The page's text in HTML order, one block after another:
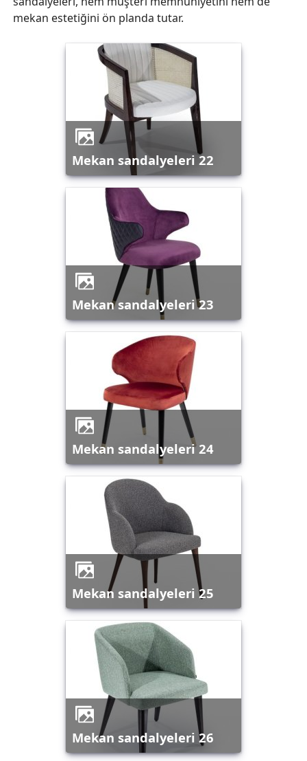
mekan estetiğini ön planda tutar.
mekan sandalyeleri 22
mekan sandalyeleri 23
mekan sandalyeleri 24
mekan sandalyeleri 25
mekan sandalyeleri 26